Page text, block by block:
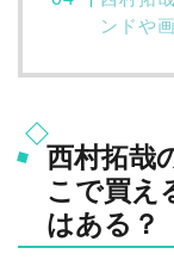
ンドや
西村拓哉
こで買え
はある？